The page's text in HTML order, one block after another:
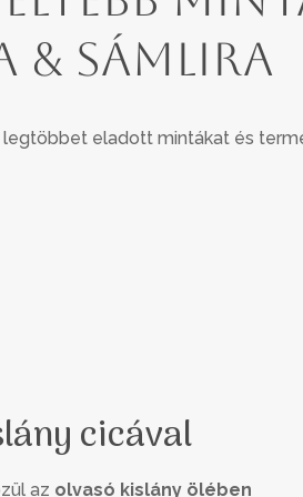
& sámlira
eladott mintákat és
cicával
az olvasó kislány ölében